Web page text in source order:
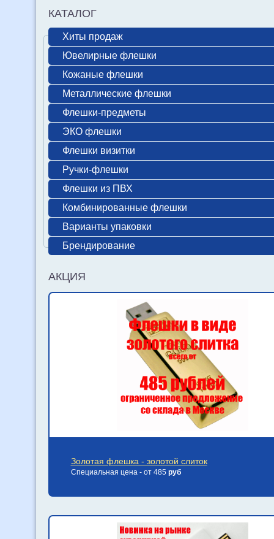
КАТАЛОГ
Хиты продаж
Ювелирные флешки
Кожаные флешки
Металлические флешки
Флешки-предметы
ЭКО флешки
Флешки визитки
Ручки-флешки
Флешки из ПВХ
Комбинированные флешки
Варианты упаковки
Брендирование
АКЦИЯ
Золотая флешка - золотой слиток
Специальная цена - от 485 руб